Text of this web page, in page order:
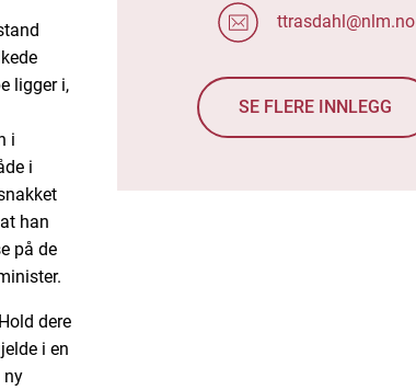
ligger i,
i
i
han
på de
dere
i en
ny
ttrasdahl@nlm.no
SE FLERE INNLEGG